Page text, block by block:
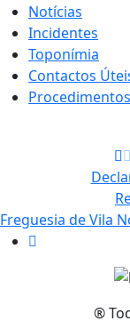
Notícias
Incidentes
Toponímia
Contactos
Freguesia de Vila
®